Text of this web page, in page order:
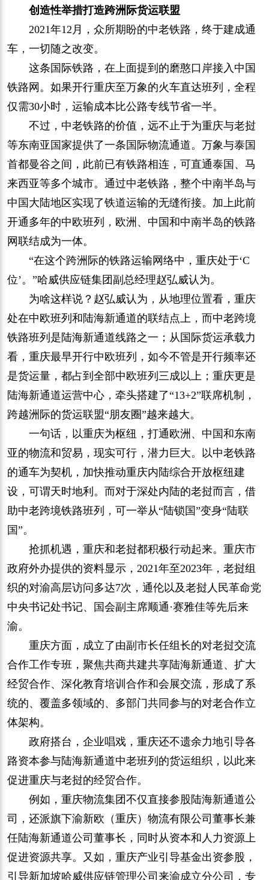
创造性举措打造跨洲际货运联盟
2021年12月，众所期盼的中老铁路，终于建成通
车，一切随之改变。
这条国际铁路，在上面提到的磨憨口岸接入中国
铁路网。如果开行重庆至万象的火车直达班列，全程
仅需30小时，运输成本比公路专线节省一半。
不过，中老铁路的价值，远不止于为重庆与老挝
等东南亚国家提供了一条国际物流通道。万象与泰国
首都曼谷之间，此前已有铁路相连，可直通泰国、马
来西亚等多个城市。通过中老铁路，整个中南半岛与
中国大陆地区实现了铁道运输的无缝衔接。加上此前
开通多年的中欧班列，欧洲、中国和中南半岛的铁路
网联结成为一体。
“在这个跨洲际的铁路运输网络中，重庆处于‘C
位’。”哈威供应链集团副总经理赵弘威认为。
为啥这样说？赵弘威认为，从地理位置看，重庆
处在中欧班列和陆海新通道的联结点上，而中老跨境
铁路班列是陆海新通道线路之一；从国际货运承载力
看，重庆最早开行中欧班列，如今不管是开行频率还
是货运量，都占到全部中欧班列三成以上；重庆更是
陆海新通道运营中心，牵头搭建了“13+2”联席机制，
跨越洲际的货运联盟“朋友圈”越来越大。
一句话，以重庆为枢纽，打通欧洲、中国和东南
亚的物流和贸易，现实可行，潜力巨大。以中老铁路
的通车为契机，加快推动重庆内陆综合开放枢纽建
设，可谓天时地利。而对于深处内陆的老挝而言，借
助中老跨境铁路班列，可一举从“陆锁国”变身“陆联
国”。
抢抓机遇，重庆和老挝都积极行动起来。重庆市
政府外办提供的资料显示，2021年至2023年，老挝组
织的对渝高层访问多达7次，通伦以及老挝人民革命党
中央书记处书记、国会副主席顺通·赛雅佳等先后来
渝。
重庆方面，成立了由副市长任组长的对老挝交流
合作工作专班，聚焦共商共建共享陆海新通道、扩大
经贸合作、深化教育培训合作和会展交流，形成了系
统的、覆盖多领域的、多部门共同参与的对老合作立
体架构。
政府搭台，企业唱戏，重庆还不遗余力地引导各
路资本参与陆海新通道中老班列的货运组织，以此来
促进重庆与老挝的经贸合作。
例如，重庆物流集团不仅直接参股陆海新通道公
司，还派旗下渝新欧（重庆）物流有限公司董事长兼
任陆海新通道公司董事长，同时从资本和人力资源上
促进资源共享。又如，重庆产业引导基金出资参股，
引导新加坡哈威供应链管理公司来渝成立分公司，专